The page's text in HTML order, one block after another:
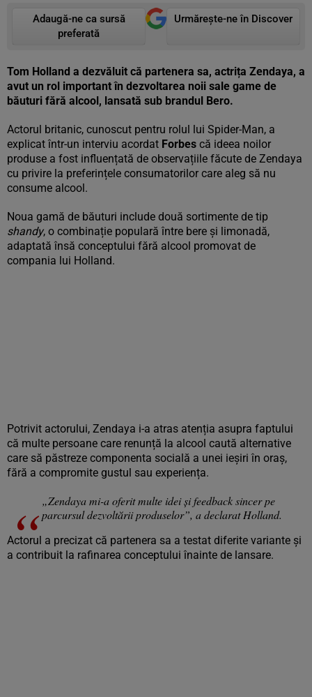
Adaugă-ne ca sursă
preferată
Urmărește-ne în Discover
Tom Holland a dezvăluit că partenera sa, actrița Zendaya, a
avut un rol important în dezvoltarea noii sale game de
băuturi fără alcool, lansată sub brandul Bero.
Actorul britanic, cunoscut pentru rolul lui Spider-Man, a
explicat într-un interviu acordat Forbes că ideea noilor
produse a fost influențată de observațiile făcute de Zendaya
cu privire la preferințele consumatorilor care aleg să nu
consume alcool.
Noua gamă de băuturi include două sortimente de tip
shandy, o combinație populară între bere și limonadă,
adaptată însă conceptului fără alcool promovat de
compania lui Holland.
Potrivit actorului, Zendaya i-a atras atenția asupra faptului
că multe persoane care renunță la alcool caută alternative
care să păstreze componenta socială a unei ieșiri în oraș,
fără a compromite gustul sau experiența.
„Zendaya mi-a oferit multe idei și feedback sincer pe
parcursul dezvoltării produselor”, a declarat Holland.
Actorul a precizat că partenera sa a testat diferite variante și
a contribuit la rafinarea conceptului înainte de lansare.